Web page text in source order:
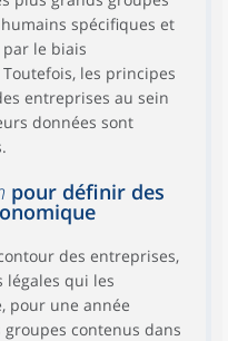
spécifiques et
le biais
les principes
entreprises au sein
données sont
pour définir des
des entreprises,
légales qui les
pour une année
contenus dans